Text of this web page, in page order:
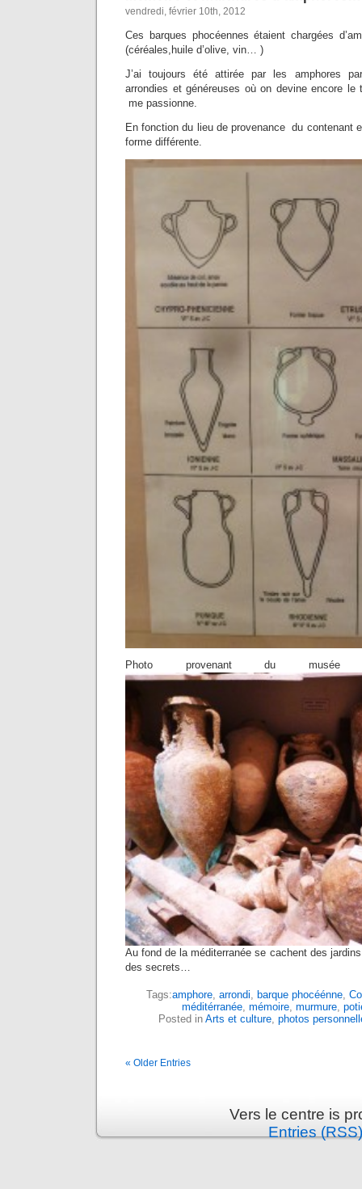
vendredi, février 10th, 2012
Ces barques phocéennes étaient chargées
(céréales,huile d’olive, vin… )
J’ai toujours été attirée par les amphores
arrondies et généreuses où on devine encore le
me passionne.
En fonction du lieu de provenance du contenant
forme différente.
Photo provenant du
Au fond de la méditerranée se cachent des
des secrets…
Tags:amphore, arrondi barque phocéénne,
méditérranée, mémoire, murmure,
Posted in Arts et culture, photos
« Older Entries
Vers le centre is
Entries (RSS)